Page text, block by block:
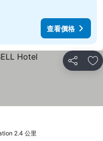
查看價格
分享 放
2.4 公里